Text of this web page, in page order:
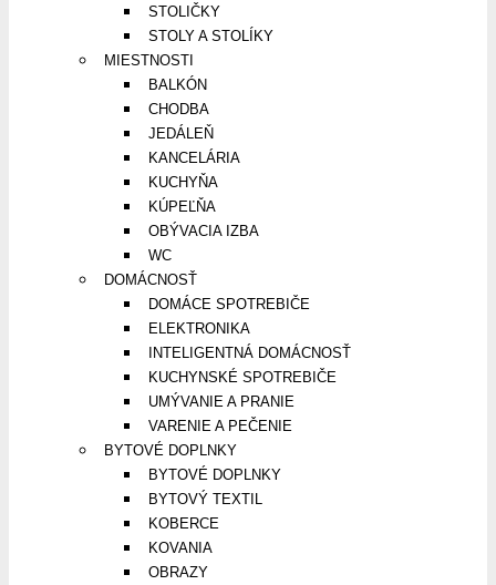
STOLIČKY
STOLY A STOLÍKY
MIESTNOSTI
BALKÓN
CHODBA
JEDÁLEŇ
KANCELÁRIA
KUCHYŇA
KÚPEĽŇA
OBÝVACIA IZBA
WC
DOMÁCNOSŤ
DOMÁCE SPOTREBIČE
ELEKTRONIKA
INTELIGENTNÁ DOMÁCNOSŤ
KUCHYNSKÉ SPOTREBIČE
UMÝVANIE A PRANIE
VARENIE A PEČENIE
BYTOVÉ DOPLNKY
BYTOVÉ DOPLNKY
BYTOVÝ TEXTIL
KOBERCE
KOVANIA
OBRAZY